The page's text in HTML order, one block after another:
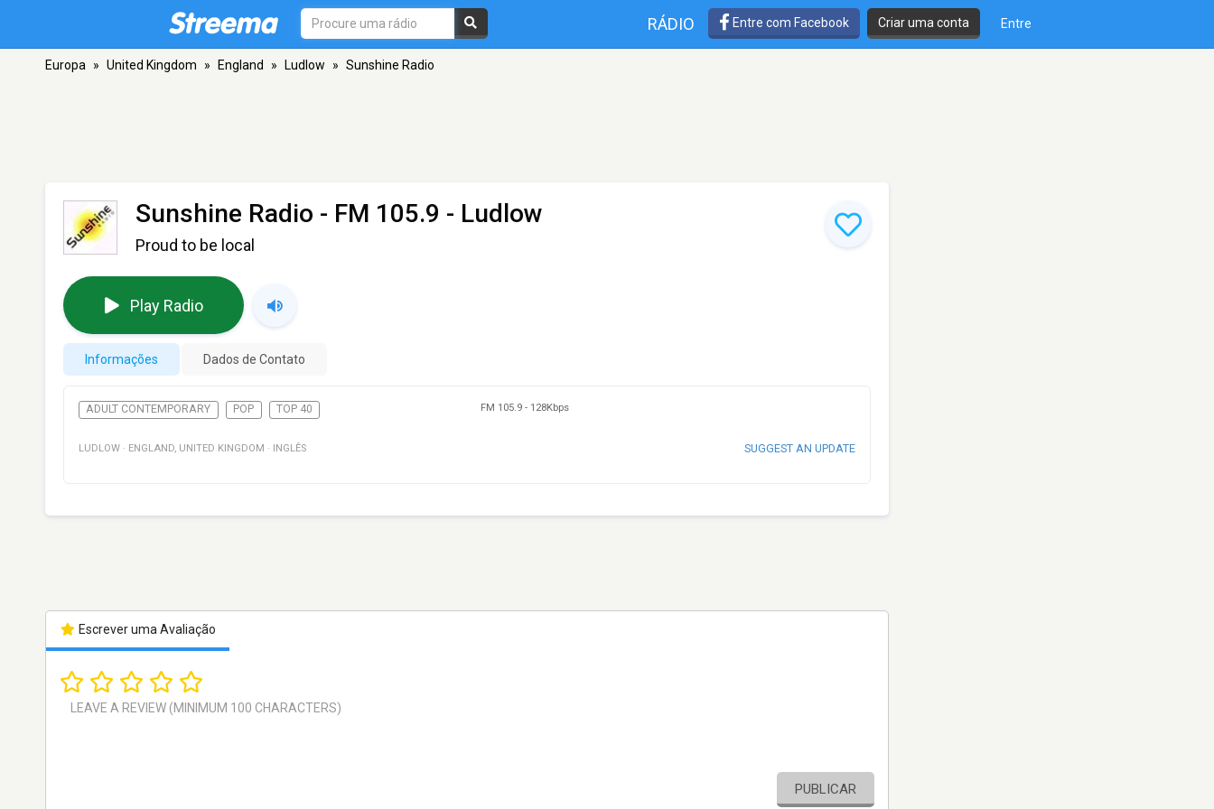
RÁDIO Entre com Facebook Criar uma conta Entre
Europa » United Kingdom » England » Ludlow » Sunshine Radio
Sunshine Radio - FM 105.9 - Ludlow
Proud to be local
Play Radio
Informações Dados de Contato
ADULT CONTEMPORARY POP TOP 40 FM 105.9 - 128Kbps
LUDLOW · ENGLAND, UNITED KINGDOM · INGLÊS SUGGEST AN UPDATE
Escrever uma Avaliação
PUBLICAR